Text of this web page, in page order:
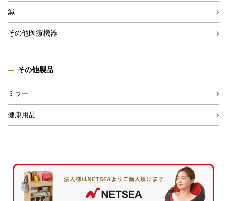
鍼
その他医療機器
その他製品
ミラー
健康用品